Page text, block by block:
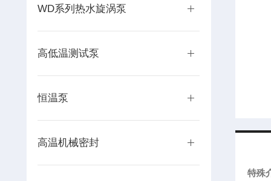
WD系列热水旋涡泵
高低温测试泵
恒温泵
高温机械密封
特殊